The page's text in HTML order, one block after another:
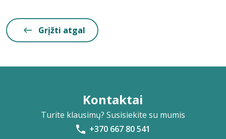
Grįžti atgal
Kontaktai
Turite klausimų? Susisiekite su mumis
+370 667 80 541